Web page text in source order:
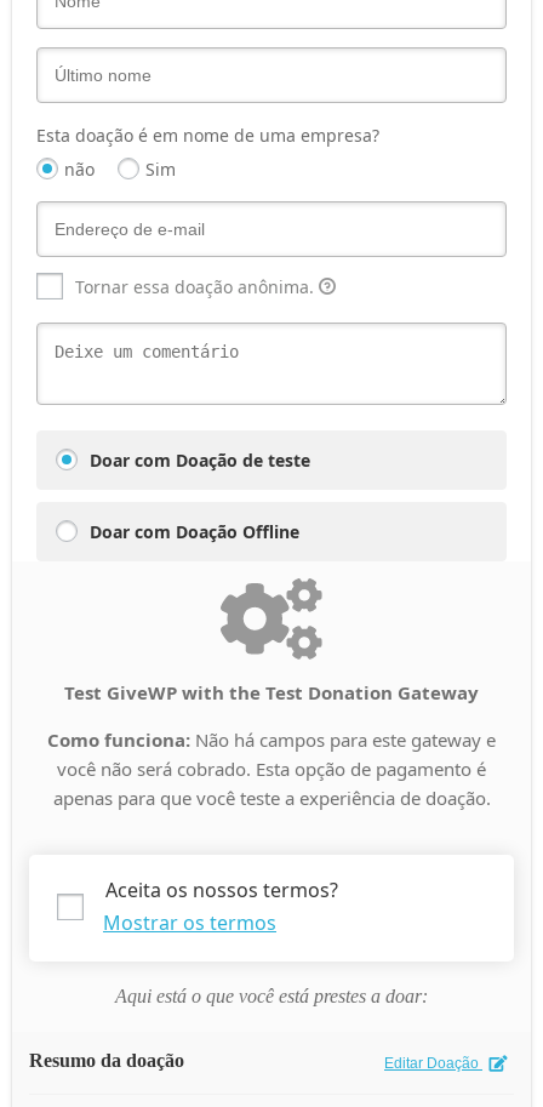
Esta doação é em nome de uma empresa?
não
Sim
Tornar essa doação anônima.
Doar com Doação de teste
Doar com Doação Offline
Test GiveWP with the Test Donation Gateway
Como funciona: Não há campos para este gateway e
você não será cobrado. Esta opção de pagamento é
apenas para que você teste a experiência de doação.
Mostrar os termos
Aceita os nossos termos?
Aqui está o que você está prestes a doar:
Resumo da doação Editar Doação